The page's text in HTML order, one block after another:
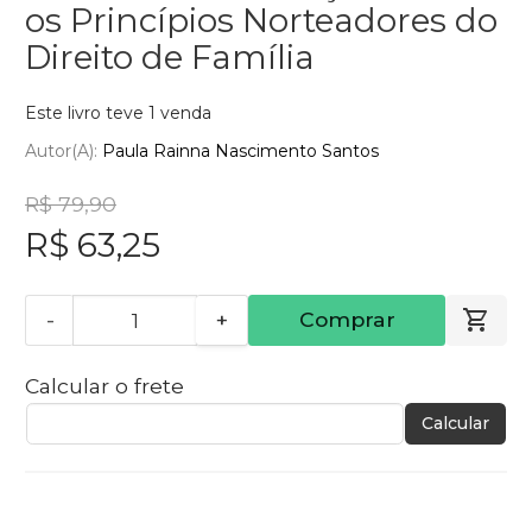
os Princípios Norteadores do
Direito de Família
Este livro teve 1 venda
Autor(a): Paula Rainna Nascimento Santos
R$ 79,90
R$ 63,25
- + Comprar
Calcular o frete
Calcular